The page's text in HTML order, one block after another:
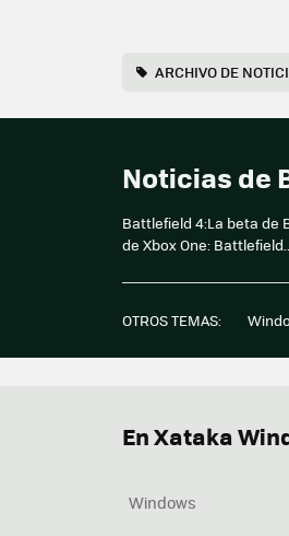
ARCHIVO DE
Noticias de
Battlefield 4:La beta de
de Xbox One: Battlefield..
OTROS TEMAS:
En Xataka
Windows